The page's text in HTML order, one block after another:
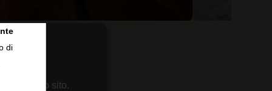
sul nostro sito.
di